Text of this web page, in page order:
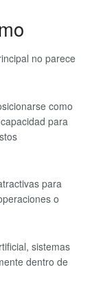
no parece
como
para
para
o
sistemas
dentro de